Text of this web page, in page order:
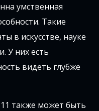
умственная
Такие
в искусстве, науке
У них есть
видеть глубже
11 также может быть